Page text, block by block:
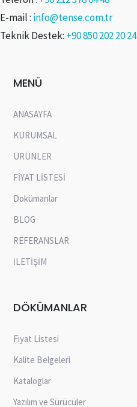
E-mail : info@tense.com.tr
Teknik Destek: +90 850 202 20 24
MENÜ
ANASAYFA
KURUMSAL
ÜRÜNLER
FİYAT LİSTESİ
Dokümanlar
BLOG
REFERANSLAR
İLETİŞİM
DÖKÜMANLAR
Fiyat Listesi
Kalite Belgeleri
Kataloglar
Yazılım ve Sürücüler